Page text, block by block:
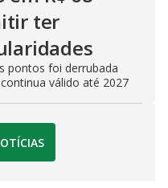
ter
pontos foi derrubada
válido até 2027